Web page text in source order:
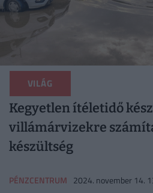
VILÁG
Kegyetlen ítéletidő
villámárvizekre
készültség
PÉNZCENTRUM 2024. november 14.